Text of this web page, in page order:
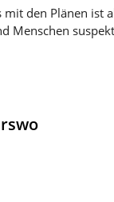
mit den Plänen ist
Menschen